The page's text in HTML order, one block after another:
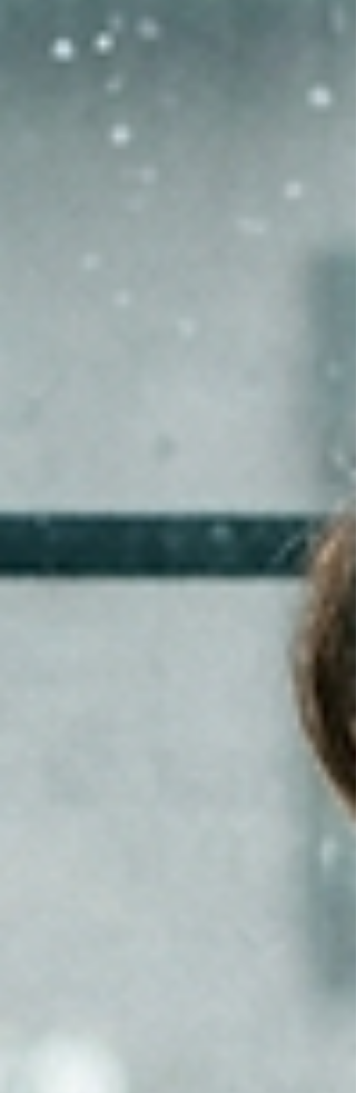
った子が、今年は顔らしいものが描け
るようになったり、色の好みがはっき
りしてきたり。 そんな些細な変化に、
パパは思わず涙してしまうかもしれま